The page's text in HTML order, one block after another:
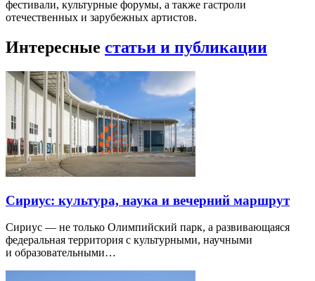
фестивали, культурные форумы, а также гастроли
отечественных и зарубежных артистов.
Интересные статьи и публикации
Сириус: культура, наука и вечерний маршрут
Сириус — не только Олимпийский парк, а развивающаяся
федеральная территория с культурными, научными
и образовательными…